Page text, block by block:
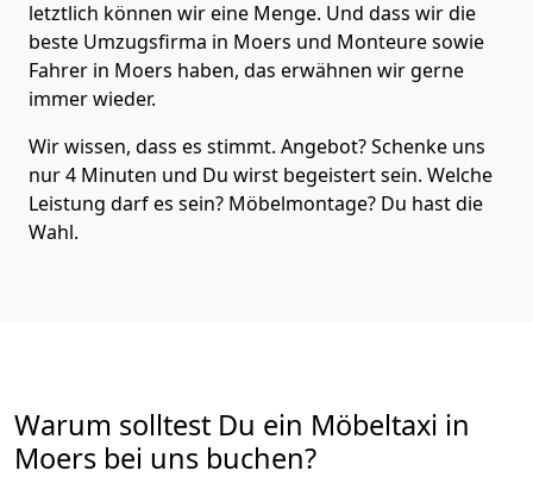
letztlich können wir eine Menge. Und dass wir die
beste Umzugsfirma in Moers und Monteure sowie
Fahrer in Moers haben, das erwähnen wir gerne
immer wieder.
Wir wissen, dass es stimmt. Angebot? Schenke uns
nur 4 Minuten und Du wirst begeistert sein. Welche
Leistung darf es sein? Möbelmontage? Du hast die
Wahl.
Warum solltest Du ein Möbeltaxi in
Moers bei uns buchen?